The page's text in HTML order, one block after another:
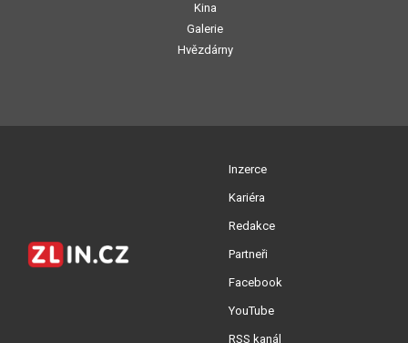
Kina
Galerie
Hvězdárny
Inzerce
Kariéra
Redakce
Partneři
Facebook
YouTube
RSS kanál